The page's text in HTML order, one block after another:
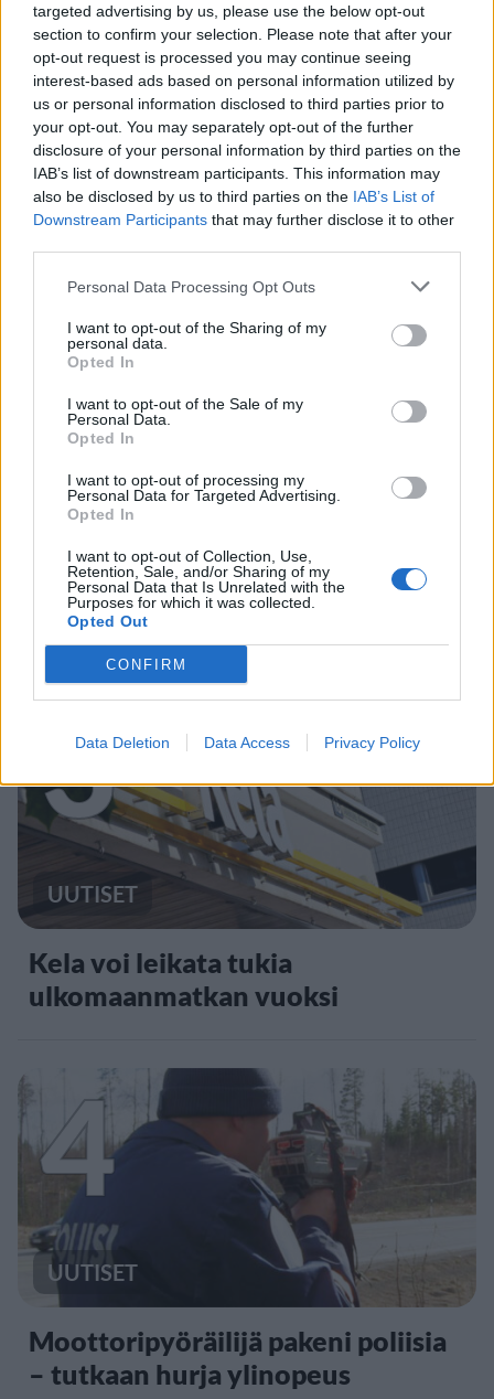
targeted advertising by us, please use the below opt-out
section to confirm your selection. Please note that after your
opt-out request is processed you may continue seeing
interest-based ads based on personal information utilized by
us or personal information disclosed to third parties prior to
your opt-out. You may separately opt-out of the further
disclosure of your personal information by third parties on the
IAB’s list of downstream participants. This information may
also be disclosed by us to third parties on the IAB’s List of
Downstream Participants that may further disclose it to other
Personal Data Processing Opt Outs
I want to opt-out of the Sharing of my
personal data.
Opted In
I want to opt-out of the Sale of my
Personal Data.
Opted In
I want to opt-out of processing my
Personal Data for Targeted Advertising.
Opted In
I want to opt-out of Collection, Use,
Retention, Sale, and/or Sharing of my
Personal Data that Is Unrelated with the
Purposes for which it was collected.
Opted Out
CONFIRM
Data Deletion Data Access Privacy Policy
MATKAILU
Maailman eniten matkustaneet
valitsivat suosikkikohteensa –
yllättävä voittaja
2
UUTISET
F/A-18 Hornet jyrähtää ylilennolle
Jyväskylässä – katuja suljetaan
3
UUTISET
Kela voi leikata tukia
ulkomaanmatkan vuoksi
4
UUTISET
Moottoripyöräilijä pakeni poliisia
– tutkaan hurja ylinopeus